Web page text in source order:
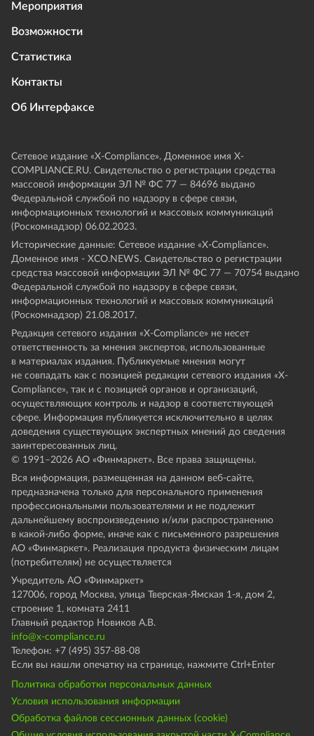
Мероприятия
Возможности
Статистика
Контакты
Об Интерфаксе
Сетевое издание «Х-Compliance». Доменное имя X-
COMPLIANCE.RU. Свидетельство о регистрации средства
массовой информации ЭЛ № ФС 77 — 84696 выдано
Федеральной службой по надзору в сфере связи,
информационных технологий и массовых коммуникаций
(Роскомнадзор) 06.02.2023.
Исторические данные: Сетевое издание «Х-Compliance».
Доменное имя - XCO.NEWS. Свидетельство о регистрации
средства массовой информации ЭЛ № ФС 77 — 70754 выдано
Федеральной службой по надзору в сфере связи,
информационных технологий и массовых коммуникаций
(Роскомнадзор) 21.08.2017.
Редакция сетевого издания «X-Compliance» не несет
ответственность за мнения экспертов, использованные
в материалах издания. Публикуемые мнения могут
не совпадать как с позицией редакции сетевого издания «X-
Compliance», так и с позицией органов и организаций,
осуществляющих контроль и надзор в соответствующей
сфере. Информация публикуется исключительно в целях
доведения существующих экспертных мнений до сведения
заинтересованных лиц.
© 1991–2026 АО «Финмаркет». Все права защищены.
Вся информация, размещенная на данном веб-сайте,
предназначена только для персонального применения
профессиональными пользователями и не подлежит
дальнейшему воспроизведению и/или распространению
в какой-либо форме, иначе как с письменного разрешения
АО «Финмаркет». Реализация продукта физическим лицам
(потребителям) не осуществляется
Учредитель АО «Финмаркет»
127006, город Москва, улица Тверская-Ямская 1-я, дом 2,
строение 1, комната 2411
Главный редактор Новиков А.В.
info@x-compliance.ru
Телефон: +7 (495) 357-88-08
Если вы нашли опечатку на странице, нажмите Ctrl+Enter
Политика обработки персональных данных
Условия использования информации
Обработка файлов сессионных данных (cookie)